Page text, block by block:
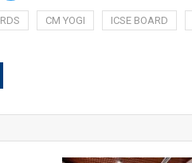
CM YOGI ICSE BOARD